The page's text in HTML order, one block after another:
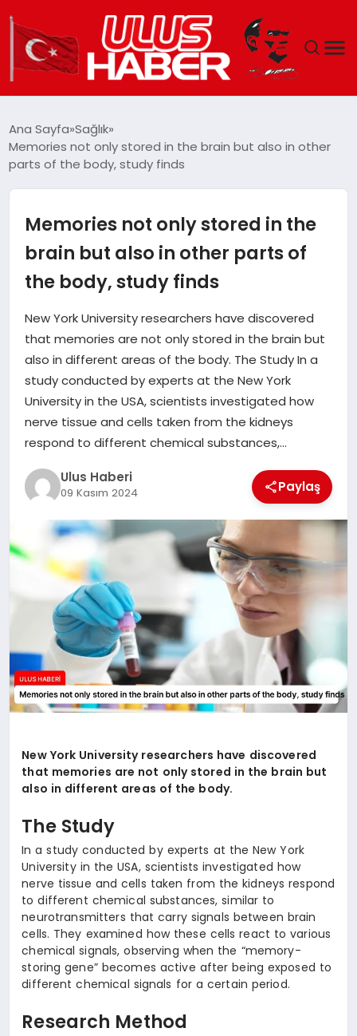
DÜNYA
TEKNOLOJI
EĞITIM
MAGAZIN
SPOR
YAŞAM
Ana Sayfa Sağlık
Memories not only stored in the brain but also in other
parts of the body, study finds
Memories not only stored in the
brain but also in other parts of
the body, study finds
New York University researchers have discovered
that memories are not only stored in the brain but
also in different areas of the body. The Study In a
study conducted by experts at the New York
University in the USA, scientists investigated how
nerve tissue and cells taken from the kidneys
respond to different chemical substances,…
Ulus Haberi
09 Kasım 2024 Paylaş
New York University researchers have discovered
that memories are not only stored in the brain but
also in different areas of the body.
The Study
In a study conducted by experts at the New York
University in the USA, scientists investigated how
nerve tissue and cells taken from the kidneys respond
to different chemical substances, similar to
neurotransmitters that carry signals between brain
cells. They examined how these cells react to various
chemical signals, observing when the “memory-
storing gene” becomes active after being exposed to
different chemical signals for a certain period.
Research Method